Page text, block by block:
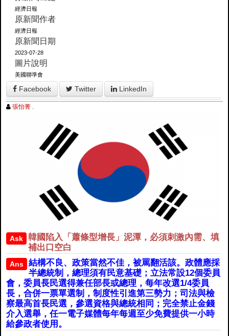
經濟日報
原新聞作者
經濟日報
原新聞日期
2023-07-28
圖片說明
美國聯準會
Facebook Twitter LinkedIn
張怡菁 .
Ask
韓國陷入「蕭條型增長」泥潭，必須刺激內需、填
補出口空白
Ans
結構不良、政策當然不佳，被罵翻活該。政體應採
半總統制，總理須有民意基礎；立法常設12個委員
會，委員長民選得兼任部長或總理，每年改選1/4委員
長，合併一票單選制，制度性引進第三勢力；司法與檢
察最高首長民選，參選資格與總統相同；完全禁止金錢
介入選舉，任一電子媒體每年每週至少免費提供一小時
給參政者使用。